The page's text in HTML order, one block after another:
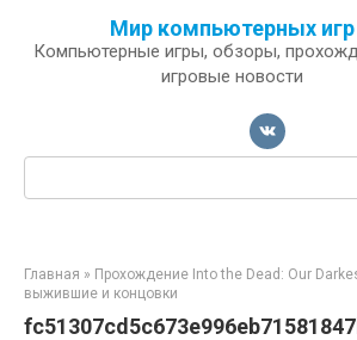
Мир компьютерных игр
Компьютерные игры, обзоры,
игровые новости
Поиск:
Главная » Прохождение Into the Dead: Our
выжившие и концовки